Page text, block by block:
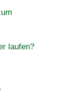
laufen?